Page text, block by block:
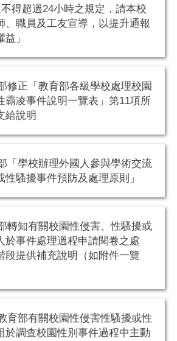
得超過24小時之規定，請本校
、職員及工友宣導，以提升通報
」
修正「教育部各級學校處理校園
霸凌事件說明一覽表」第11項所
給說明
「學校辦理外國人參與學術交流
騷擾事件預防及處理原則」
轉知有關校園性侵害、性騷擾或
於事件處理過程申請閱卷之處
段提供補充說明（如附件一覽
育部有關校園性侵害性騷擾或性
於調查校園性別事件過程中主動